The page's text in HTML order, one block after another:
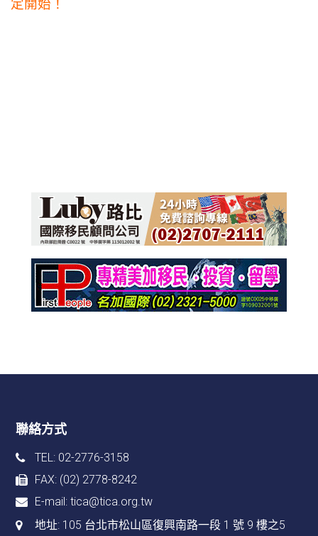
定開始！
聯絡方式
TEL: 02-2776-3158
FAX: (02) 2778-8242
E-mail:tica@tica.org.tw
地址: 105 台北市松山區復興南路一段 1 號 9 樓之5